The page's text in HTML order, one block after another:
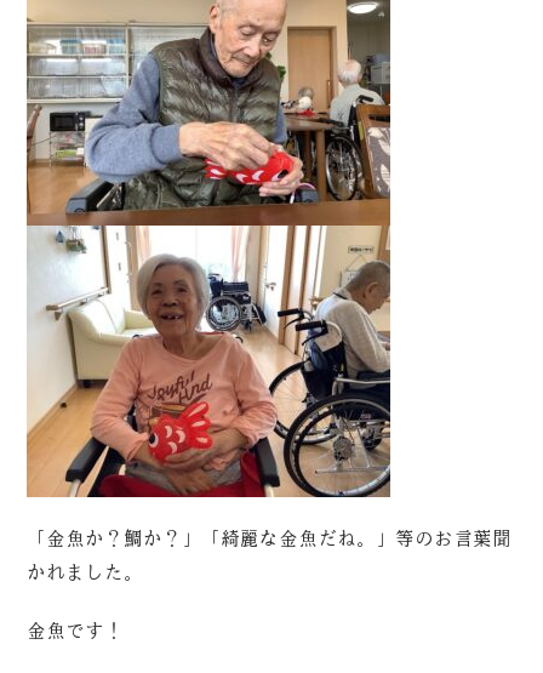
「金魚か？鯛か？」「綺麗な金魚だね。」等のお言葉聞
かれました。
金魚です！